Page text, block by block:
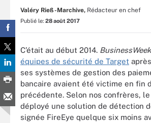
Valéry Rieß-Marchive, Rédacteur en chef
Publié le: 28 août 2017
C’était au début 2014. BusinessWeek
équipes de sécurité de Target
ses systèmes de gestion des
bancaire avaient été victime en fin
précédente. Selon nos confrères,
déployé une solution de détection
signée FireEye quelque six moins